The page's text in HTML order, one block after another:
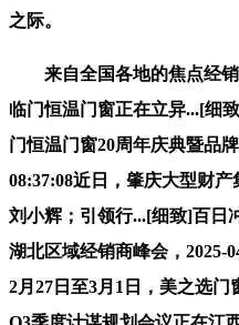
之际。
来自全国各地的焦点经销
临门恒温门窗正在立异...[细
门恒温门窗20周年庆典暨品
08:37:08近日，肇庆大型财
刘小辉；引领行...[细致]百日
湖北区域经销商峰会，2025-
2月27日至3月1日，美之选